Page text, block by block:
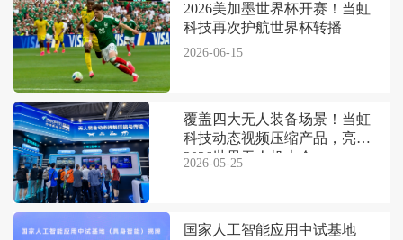
2026美加墨世界杯开赛！当虹
科技再次护航世界杯转播
2026-06-15
覆盖四大无人装备场景！当虹
科技动态视频压缩产品，亮相
2026世界无人机大会
2026-05-25
国家人工智能应用中试基地